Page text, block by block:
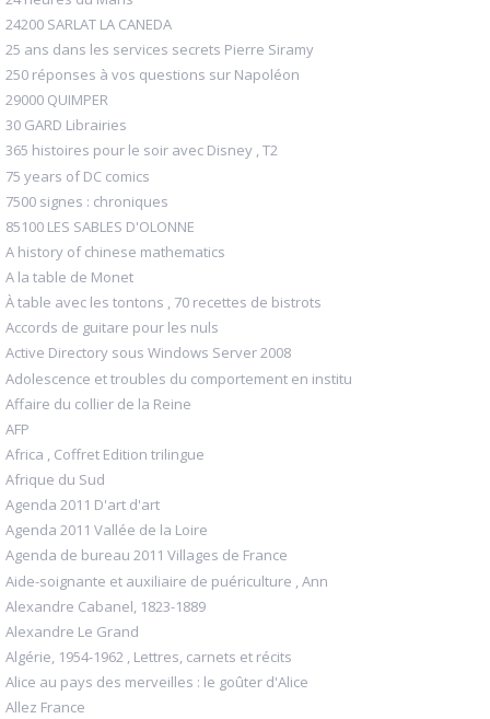
24200 SARLAT LA CANEDA
25 ans dans les services secrets Pierre Siramy
250 réponses à vos questions sur Napoléon
29000 QUIMPER
30 GARD Librairies
365 histoires pour le soir avec Disney , T2
75 years of DC comics
7500 signes : chroniques
85100 LES SABLES D'OLONNE
A history of chinese mathematics
A la table de Monet
À table avec les tontons , 70 recettes de bistrots
Accords de guitare pour les nuls
Active Directory sous Windows Server 2008
Adolescence et troubles du comportement en institu
Affaire du collier de la Reine
AFP
Africa , Coffret Edition trilingue
Afrique du Sud
Agenda 2011 D'art d'art
Agenda 2011 Vallée de la Loire
Agenda de bureau 2011 Villages de France
Aide-soignante et auxiliaire de puériculture , Ann
Alexandre Cabanel, 1823-1889
Alexandre Le Grand
Algérie, 1954-1962 , Lettres, carnets et récits
Alice au pays des merveilles : le goûter d'Alice
Allez France